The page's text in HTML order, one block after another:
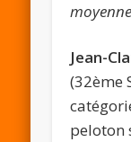
Jean-
(32ème
peloton